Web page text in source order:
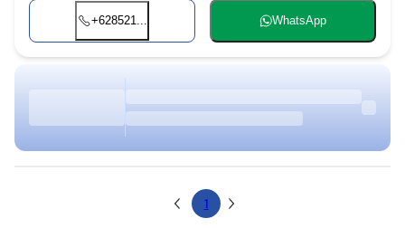
+628521... WhatsApp
1